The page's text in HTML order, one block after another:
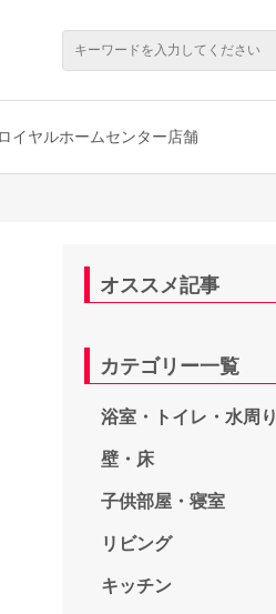
イヤルホームセンター店舗
オススメ記事
カテゴリー一覧
浴室・トイレ・水周り
壁・床
子供部屋・寝室
リビング
キッチン